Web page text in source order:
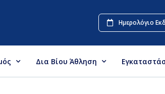
Ημερολόγιο
Δια Βίου Άθληση